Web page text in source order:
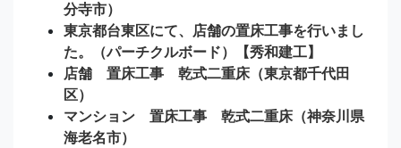
分寺市）
東京都台東区にて、店舗の置床工事を行いまし
た。（パーチクルボード）【秀和建工】
店舗 置床工事 乾式二重床（東京都千代田
区）
マンション 置床工事 乾式二重床（神奈川県
海老名市）